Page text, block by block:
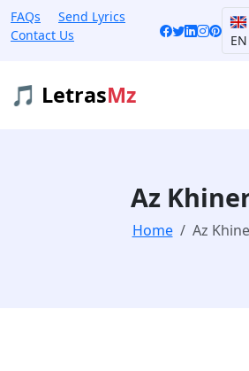
FAQs
Send Lyrics
Contact Us
EN
🎵 LetrasMz
Az
Home Az